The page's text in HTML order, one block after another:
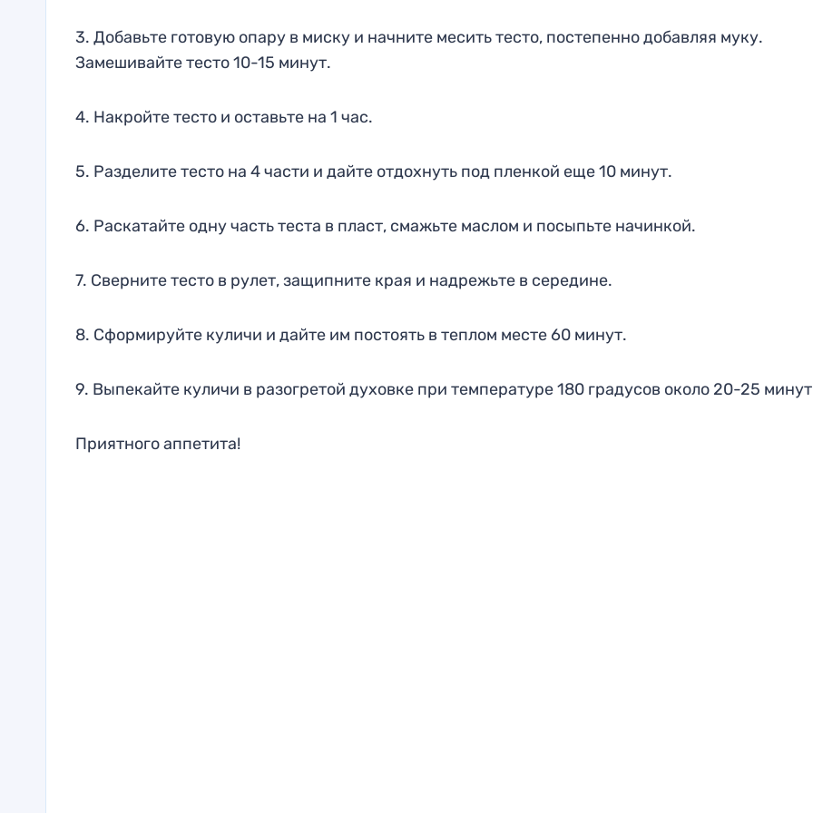
3. Добавьте готовую опару в миску и начните месить тесто, постепенно добавляя муку.
Замешивайте тесто 10-15 минут.
4. Накройте тесто и оставьте на 1 час.
5. Разделите тесто на 4 части и дайте отдохнуть под пленкой еще 10 минут.
6. Раскатайте одну часть теста в пласт, смажьте маслом и посыпьте начинкой.
7. Сверните тесто в рулет, защипните края и надрежьте в середине.
8. Сформируйте куличи и дайте им постоять в теплом месте 60 минут.
9. Выпекайте куличи в разогретой духовке при температуре 180 градусов около 20-25
Приятного аппетита!